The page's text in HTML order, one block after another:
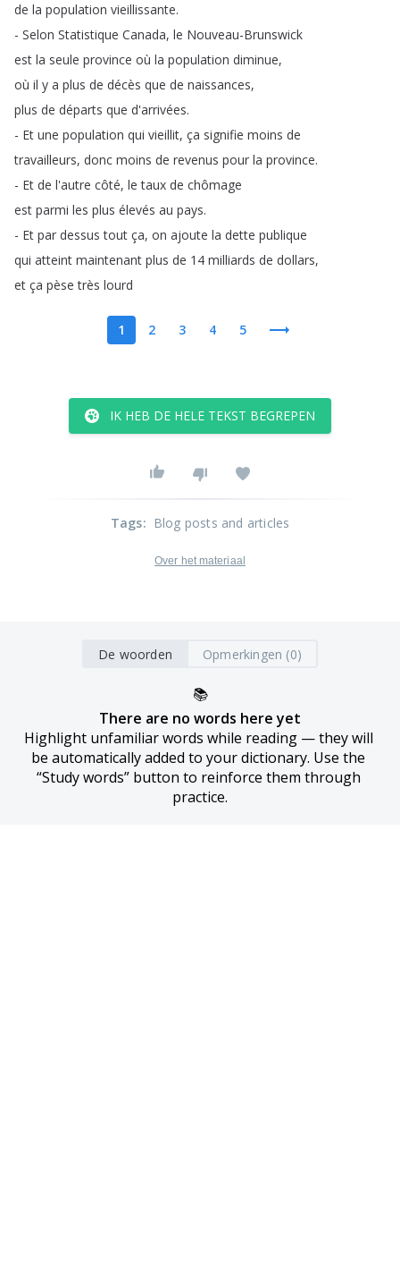
de la population vieillissante.
- Selon Statistique Canada, le Nouveau-Brunswick
est la seule province où la population diminue,
où il y a plus de décès que de naissances,
plus de départs que d'arrivées.
- Et une population qui vieillit, ça signifie moins de
travailleurs, donc moins de revenus pour la province.
- Et de l'autre côté, le taux de chômage
est parmi les plus élevés au pays.
- Et par dessus tout ça, on ajoute la dette publique
qui atteint maintenant plus de 14 milliards de dollars,
et ça pèse très lourd
1 2 3 4 5
IK HEB DE HELE TEKST BEGREPEN
Tags: Blog posts and articles
Over het materiaal
De woorden Opmerkingen (0)
📚
There are no words here yet
Highlight unfamiliar words while reading — they will
be automatically added to your dictionary. Use the
“Study words” button to reinforce them through
practice.